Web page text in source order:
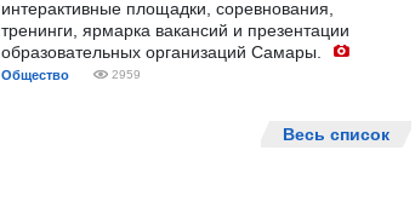
интерактивные площадки, соревнования,
тренинги, ярмарка вакансий и презентации
образовательных организаций Самары.
Общество 2959
Весь список